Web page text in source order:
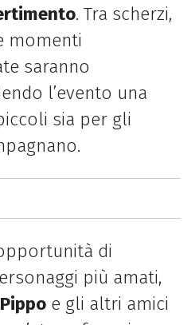
. Tra scherzi,
momenti
saranno
l’evento una
sia per gli
di
più amati,
Pippoe gli altri amici